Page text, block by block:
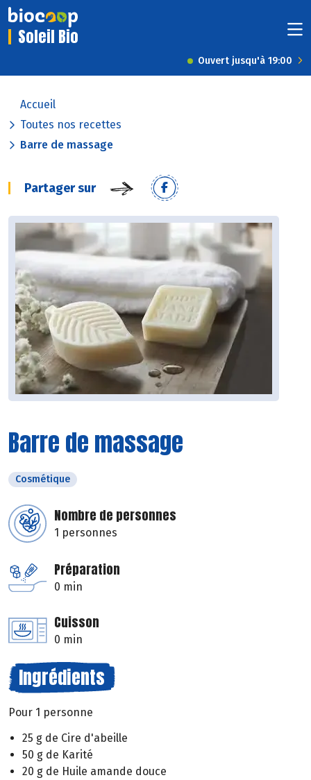
Soleil Bio
Ouvert jusqu'à 19:00
Accueil
Toutes nos recettes
Barre de massage
Partager sur
Barre de massage
Cosmétique
Nombre de personnes
1 personnes
Préparation
0 min
Cuisson
0 min
Ingrédients
Pour 1 personne
25 g de Cire d'abeille
50 g de Karité
20 g de Huile amande douce